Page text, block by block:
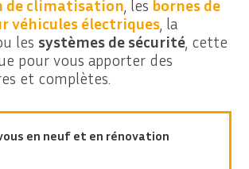
climatisation , les bornes de
véhicules électriques , la
les systèmes de sécurité , cette
pour vous apporter des
et complètes.
en neuf et en rénovation